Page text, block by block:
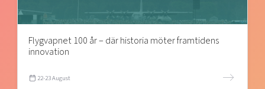
Flygvapnet 100 år – där historia möter framtidens
innovation
22-23 August